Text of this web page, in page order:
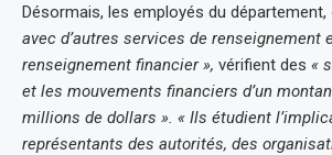
Désormais, les employés du département,
avec d’autres services de renseignement
renseignement financier », vérifient des «
et les mouvements financiers d’un
millions de dollars ». « Ils étudient
représentants des autorités, des